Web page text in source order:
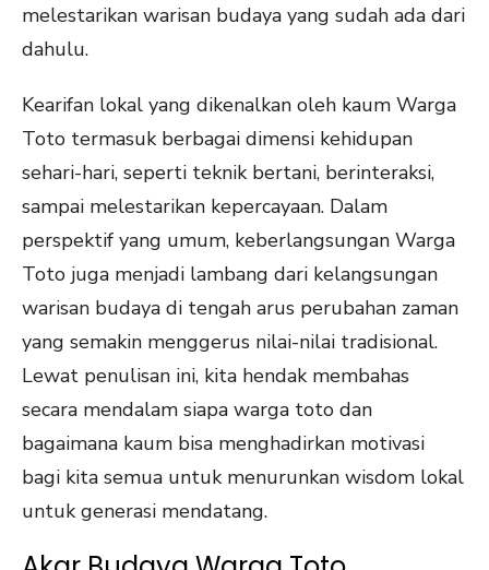
melestarikan warisan budaya yang sudah ada dari
dahulu.
Kearifan lokal yang dikenalkan oleh kaum Warga
Toto termasuk berbagai dimensi kehidupan
sehari-hari, seperti teknik bertani, berinteraksi,
sampai melestarikan kepercayaan. Dalam
perspektif yang umum, keberlangsungan Warga
Toto juga menjadi lambang dari kelangsungan
warisan budaya di tengah arus perubahan zaman
yang semakin menggerus nilai-nilai tradisional.
Lewat penulisan ini, kita hendak membahas
secara mendalam siapa warga toto dan
bagaimana kaum bisa menghadirkan motivasi
bagi kita semua untuk menurunkan wisdom lokal
untuk generasi mendatang.